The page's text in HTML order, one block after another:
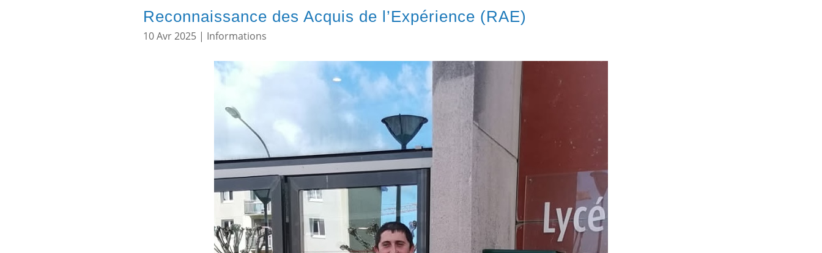
Reconnaissance des Acquis de l’Expérience (RAE)
10 Avr 2025 | Informations